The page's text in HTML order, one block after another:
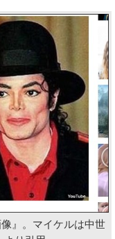
』。マイケルは中世